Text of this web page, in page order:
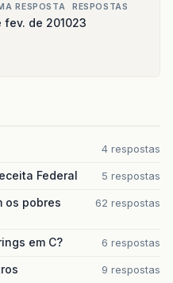
RESPOSTA
fev. de 2010
RESPOSTAS
23
4 respostas
Federal 5 respostas
os pobres
62 respostas
em C? 6 respostas
9 respostas